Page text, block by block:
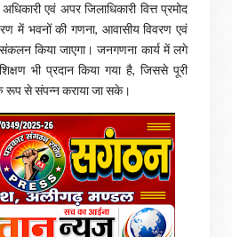
एवं अपर जिलाधिकारी वित्त प्रमोद
में भवनों की गणना, आवासीय विवरण एवं
किया जाएगा। जनगणना कार्य में लगे
भी प्रदान किया गया है, जिससे पूरी
रूप से संपन्न कराया जा सके।